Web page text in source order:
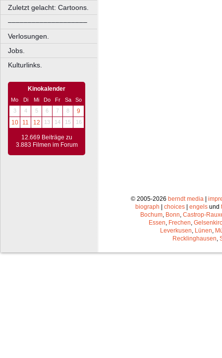
Zuletzt gelacht: Cartoons.
––––––––––––––––––––
Verlosungen.
Jobs.
Kulturlinks.
Kinokalender
Mo Di Mi Do Fr Sa
So
3
4 5 6 7 8
9
10
11 12 13 14 15 16
12.669 Beiträge zu
3.883 Filmen im Forum
© 2005-2026 berndt media|
biograph
choices engels und
Bochum, Bonn, Castrop-
Essen, Frechen,
Leverkusen, Lünen,
Recklinghausen,